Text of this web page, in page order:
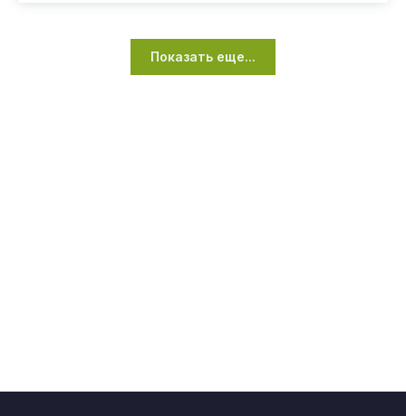
Показать еще...